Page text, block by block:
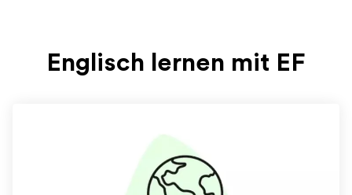
Englisch lernen mit EF